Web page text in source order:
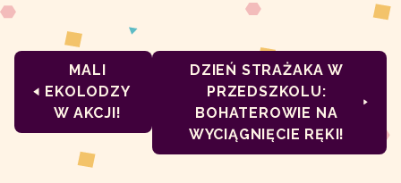
MALI
EKOLODZY
W AKCJI!
DZIEŃ STRAŻAKA W
PRZEDSZKOLU:
BOHATEROWIE NA
WYCIĄGNIĘCIE RĘKI!